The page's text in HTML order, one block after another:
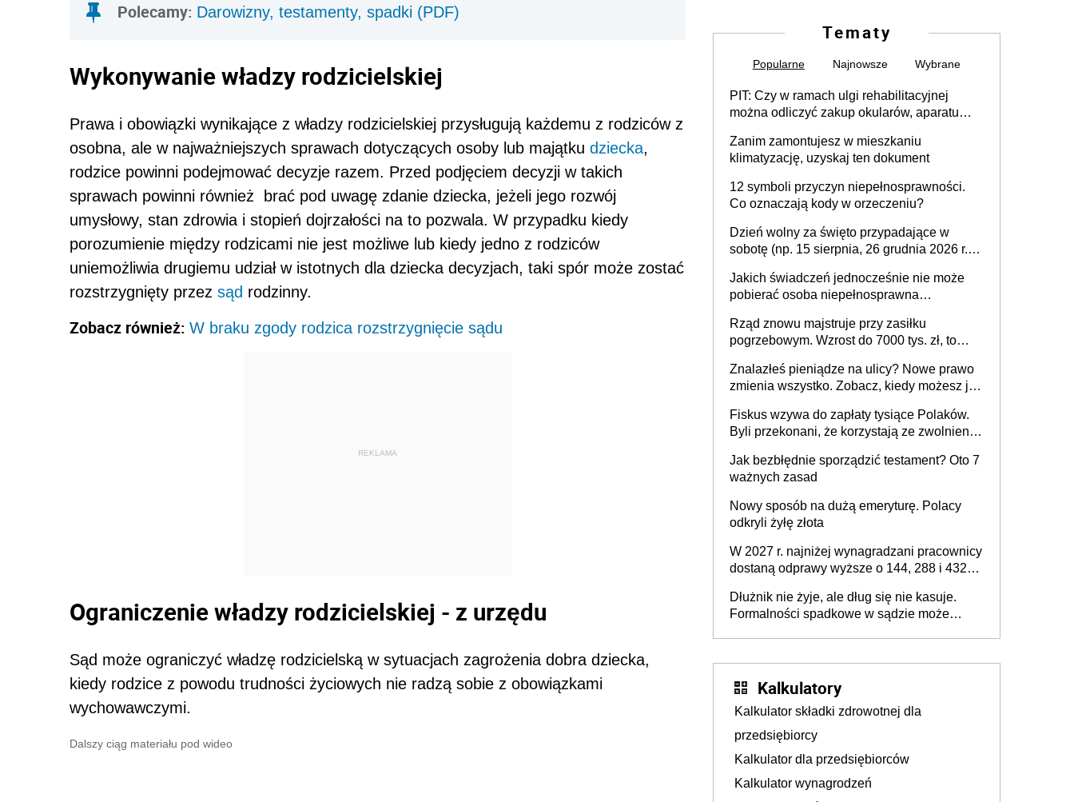
Polecamy: Darowizny, testamenty, spadki (PDF)
Wykonywanie władzy rodzicielskiej
Prawa i obowiązki wynikające z władzy rodzicielskiej przysługują każdemu z rodziców z
osobna, ale w najważniejszych sprawach dotyczących osoby lub majątku dziecka,
rodzice powinni podejmować decyzje razem. Przed podjęciem decyzji w takich
sprawach powinni również brać pod uwagę zdanie dziecka, jeżeli jego rozwój
umysłowy, stan zdrowia i stopień dojrzałości na to pozwala. W przypadku kiedy
porozumienie między rodzicami nie jest możliwe lub kiedy jedno z rodziców
uniemożliwia drugiemu udział w istotnych dla dziecka decyzjach, taki spór może zostać
rozstrzygnięty przez sąd rodzinny.
Zobacz również: W braku zgody rodzica rozstrzygnięcie sądu
REKLAMA
Ograniczenie władzy rodzicielskiej - z urzędu
Sąd może ograniczyć władzę rodzicielską w sytuacjach zagrożenia dobra dziecka,
kiedy rodzice z powodu trudności życiowych nie radzą sobie z obowiązkami
wychowawczymi.
Dalszy ciąg materiału pod wideo
Tematy
Popularne Najnowsze Wybrane
PIT: Czy w ramach ulgi rehabilitacyjnej
można odliczyć zakup okularów, aparatu
Zanim zamontujesz w mieszkaniu
klimatyzację, uzyskaj ten dokument
12 symboli przyczyn niepełnosprawności.
Co oznaczają kody w orzeczeniu?
Dzień wolny za święto przypadające w
sobotę (np. 15 sierpnia, 26 grudnia 2026 r.) –
pracodawcy (sektor prywatny i administracja
publiczna), najczęstsze pytania
Jakich świadczeń jednocześnie nie może
pobierać osoba niepełnosprawna
Rząd znowu majstruje przy zasiłku
pogrzebowym. Wzrost do 7000 tys. zł, to
Znalazłeś pieniądze na ulicy? Nowe prawo
zmienia wszystko. Zobacz, kiedy możesz je
Fiskus wzywa do zapłaty tysiące Polaków.
Byli przekonani, że korzystają ze zwolnienia
Jak bezbłędnie sporządzić testament? Oto 7
ważnych zasad
Nowy sposób na dużą emeryturę. Polacy
odkryli żyłę złota
W 2027 r. najniżej wynagradzani pracownicy
dostaną odprawy wyższe o 144, 288 i 432
Dłużnik nie żyje, ale dług się nie kasuje.
Formalności spadkowe w sądzie może
Kalkulatory
Kalkulator składki zdrowotnej dla
przedsiębiorcy
Kalkulator dla przedsiębiorców
Kalkulator wynagrodzeń